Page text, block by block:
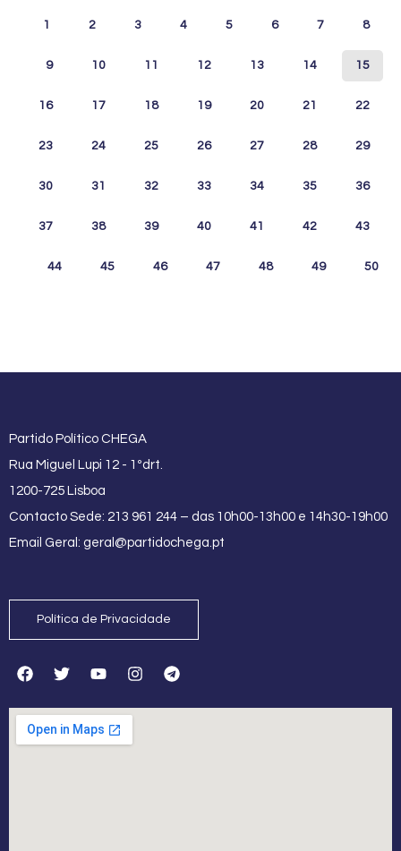
1 2 3 4 5 6 7 8
9 10 11 12 13 14 15
16 17 18 19 20 21 22
23 24 25 26 27 28 29
30 31 32 33 34 35 36
37 38 39 40 41 42 43
44 45 46 47 48 49 50
Partido Político CHEGA
Rua Miguel Lupi 12 - 1ºdrt.
1200-725 Lisboa
Contacto Sede: 213 961 244 – das 10h00-13h00 e 14h30-19h00
Email Geral: geral@partidochega.pt
Política de Privacidade